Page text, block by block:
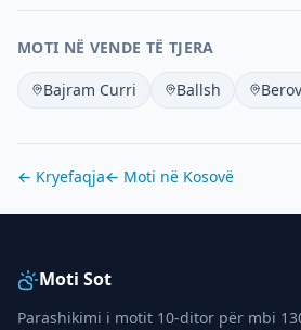
MOTI NË VENDE TË TJERA
Bajram Curri Ballsh
← Kryefaqja← Moti në Kosovë
Moti Sot
Parashikimi i motit 10-ditor për mbi